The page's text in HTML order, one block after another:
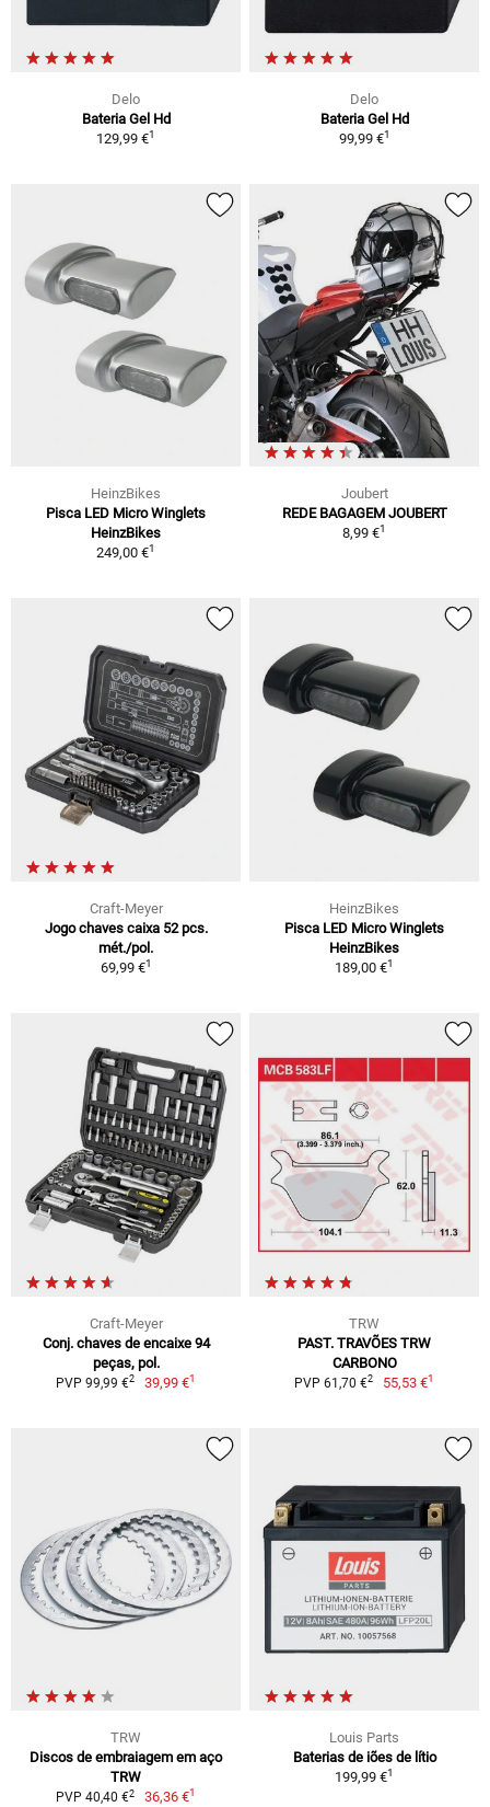
Delo
Bateria Gel Hd
129,99 €1
Delo
Bateria Gel Hd
99,99 €1
HeinzBikes
Pisca LED Micro Winglets
HeinzBikes
249,00 €1
Joubert
REDE BAGAGEM JOUBERT
8,99 €1
Craft-Meyer
Jogo chaves caixa 52 pcs.
mét./pol.
69,99 €1
HeinzBikes
Pisca LED Micro Winglets
HeinzBikes
189,00 €1
Craft-Meyer
Conj. chaves de encaixe 94
peças, pol.
PVP 99,99 €2 39,99 €1
TRW
PAST. TRAVÕES TRW
CARBONO
PVP 61,70 €2 55,53 €1
TRW
Discos de embraiagem em aço
TRW
PVP 40,40 €2 36,36 €1
Louis Parts
Baterias de iões de lítio
199,99 €1